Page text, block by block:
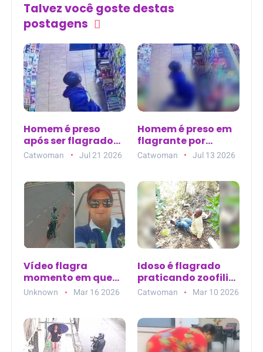
Talvez você goste destas
postagens
Homem é preso
após ser flagrado
se masturbando
Maranhão
Catwoman Jul 21 2026
Homem é preso em
flagrante por
assédio sexual em
Catwoman Jul 13 2026
Vídeo flagra
momento em que
homem em moto dá
Palmeiras de Goiás
(GO)
Unknown Mar 16 2026
Idoso é flagrado
praticando zoofilia;
vídeo circula nas
Catwoman Mar 10 2026